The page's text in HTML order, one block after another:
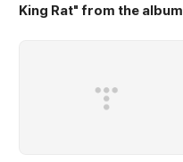
King Rat" from the album